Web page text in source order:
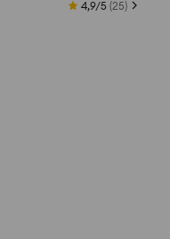
4,9/5 (25)